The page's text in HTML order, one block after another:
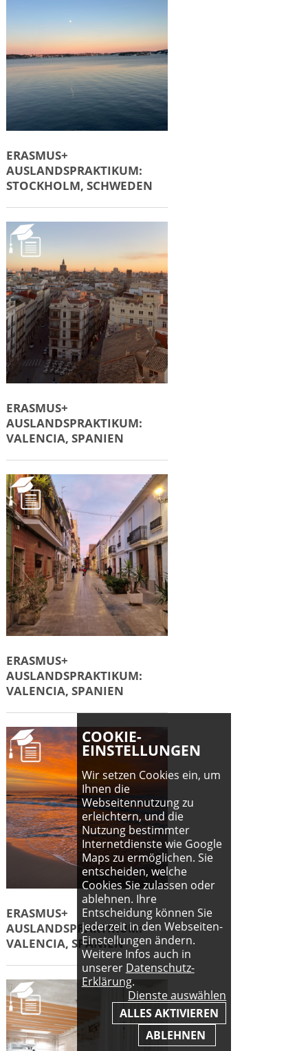
ERASMUS+
AUSLANDSPRAKTIKUM:
STOCKHOLM, SCHWEDEN
ERASMUS+
AUSLANDSPRAKTIKUM:
VALENCIA, SPANIEN
ERASMUS+
AUSLANDSPRAKTIKUM:
VALENCIA, SPANIEN
ERASMUS+
AUSLANDSPRAKTIKUM:
VALENCIA, SPANIEN
COOKIE-
EINSTELLUNGEN
Wir setzen Cookies ein, um
Ihnen die
Webseitennutzung zu
erleichtern, und die
Nutzung bestimmter
Internetdienste wie Google
Maps zu ermöglichen. Sie
entscheiden, welche
Cookies Sie zulassen oder
ablehnen. Ihre
Entscheidung können Sie
jederzeit in den Webseiten-
Einstellungen ändern.
Weitere Infos auch in
unserer Datenschutz-
Erklärung.
Dienste auswählen
ALLES AKTIVIEREN
ABLEHNEN